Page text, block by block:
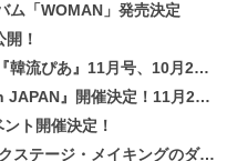
ム「WOMAN」発売決定
！
11月号、10月22日（月）発売！
11月21、22日にパシフィコ横浜にて実施
ト開催決定！
イキングのダイジェスト映像が公開！